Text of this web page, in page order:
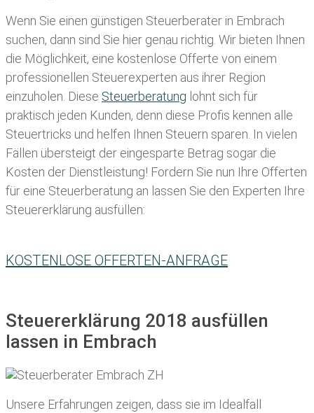
Wenn Sie einen günstigen Steuerberater in Embrach
suchen, dann sind Sie hier genau richtig. Wir bieten Ihnen
die Möglichkeit, eine kostenlose Offerte von einem
professionellen Steuerexperten aus ihrer Region
einzuholen. Diese Steuerberatung lohnt sich für
praktisch jeden Kunden, denn diese Profis kennen alle
Steuertricks und helfen Ihnen Steuern sparen. In vielen
Fällen übersteigt der eingesparte Betrag sogar die
Kosten der Dienstleistung! Fordern Sie nun Ihre Offerten
für eine Steuerberatung an lassen Sie den Experten Ihre
Steuererklärung ausfüllen:
KOSTENLOSE OFFERTEN-ANFRAGE
Steuererklärung 2018 ausfüllen
lassen in Embrach
Unsere Erfahrungen zeigen, dass sie im Idealfall